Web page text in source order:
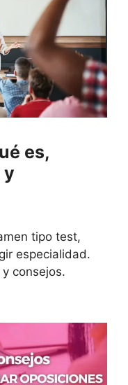
es,
y
tipo test,
especialidad.
consejos.